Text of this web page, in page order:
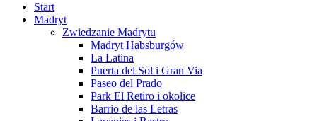
Start
Madryt
Zwiedzanie Madrytu
Madryt Habsburgów
La Latina
Puerta del Sol i Gran Via
Paseo del Prado
Park El Retiro i okolice
Barrio de las Letras